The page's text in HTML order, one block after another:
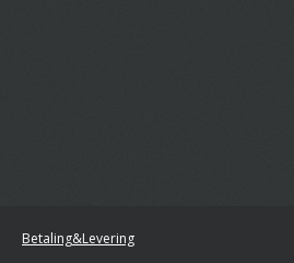
Betaling&Levering